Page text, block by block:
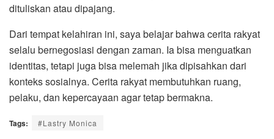
dituliskan atau dipajang.
Dari tempat kelahiran ini, saya belajar bahwa cerita rakyat
selalu bernegosiasi dengan zaman. Ia bisa menguatkan
identitas, tetapi juga bisa melemah jika dipisahkan dari
konteks sosialnya. Cerita rakyat membutuhkan ruang,
pelaku, dan kepercayaan agar tetap bermakna.
Tags: #Lastry Monica